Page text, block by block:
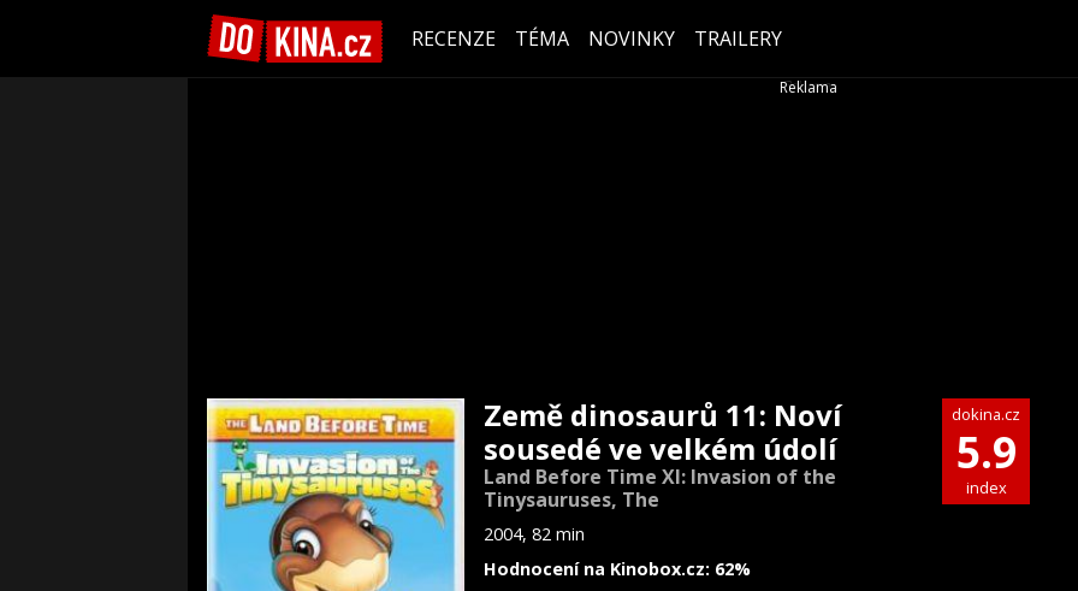
RECENZE TÉMA NOVINKY TRAILERY
Země dinosaurů 11: Noví
sousedé ve velkém údolí
Land Before Time XI: Invasion of the
Tinysauruses, The
2004, 82 min
Hodnocení na Kinobox.cz: 62%
dokina.cz
5.9
index